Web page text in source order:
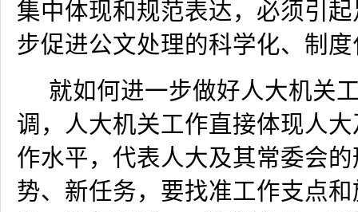
集中体现和规范表达，必须引
步促进公文处理的科学化、制
就如何进一步做好人大机关
调， 人大机关工作直接体现人
作水平，代表人大及其常委会
势、新任务，要找准工作支点